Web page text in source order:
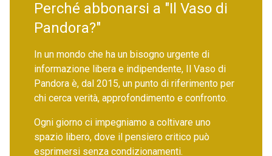
Perché abbonarsi a "Il Vaso di
Pandora?"
In un mondo che ha un bisogno urgente di
informazione libera e indipendente, Il Vaso di
Pandora è, dal 2015, un punto di riferimento per
chi cerca verità, approfondimento e confronto.
Ogni giorno ci impegniamo a coltivare uno
spazio libero, dove il pensiero critico può
esprimersi senza condizionamenti.